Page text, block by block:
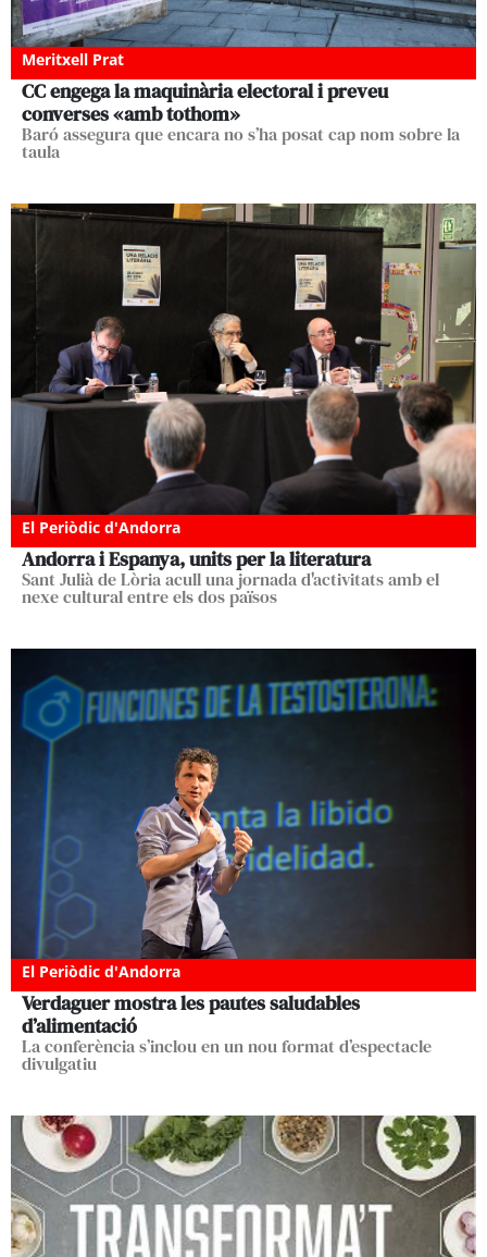
Meritxell Prat
CC engega la maquinària electoral i preveu
converses «amb tothom»
Baró assegura que encara no s’ha posat cap nom sobre la
taula
El Periòdic d'Andorra
Andorra i Espanya, units per la literatura
Sant Julià de Lòria acull una jornada d'activitats amb el
nexe cultural entre els dos països
El Periòdic d'Andorra
Verdaguer mostra les pautes saludables
d’alimentació
La conferència s’inclou en un nou format d’espectacle
divulgatiu